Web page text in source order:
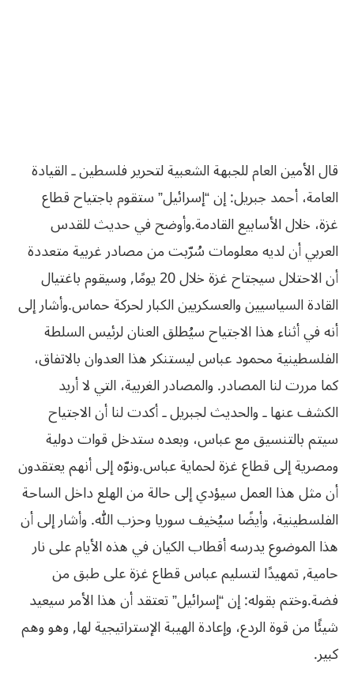
قال الأمين العام للجبهة الشعبية لتحرير فلسطين ـ القيادة
العامة، أحمد جبريل: إن “إسرائيل” ستقوم باجتياح قطاع
غزة، خلال الأسابيع القادمة.وأوضح في حديث للقدس
العربي أن لديه معلومات سُرّبت من مصادر غربية متعددة
أن الاحتلال سيجتاح غزة خلال 20 يومًا, وسيقوم باغتيال
القادة السياسيين والعسكريين الكبار لحركة حماس.وأشار إلى
أنه في أثناء هذا الاجتياح سيُطلق العنان لرئيس السلطة
الفلسطينية محمود عباس ليستنكر هذا العدوان بالاتفاق،
كما مررت لنا المصادر.والمصادر الغربية، التي لا أريد
الكشف عنها ـ والحديث لجبريل ـ أكدت لنا أن الاجتياح
سيتم بالتنسيق مع عباس، وبعده ستدخل قوات دولية
ومصرية إلى قطاع غزة لحماية عباس.ونوّه إلى أنهم يعتقدون
أن مثل هذا العمل سيؤدي إلى حالة من الهلع داخل الساحة
الفلسطينية، وأيضًا سيُخيف سوريا وحزب الله.وأشار إلى أن
هذا الموضوع يدرسه أقطاب الكيان في هذه الأيام على نار
حامية, تمهيدًا لتسليم عباس قطاع غزة على طبق من
فضة.وختم بقوله: إن “إسرائيل” تعتقد أن هذا الأمر سيعيد
شيئًا من قوة الردع، وإعادة الهيبة الإستراتيجية لها, وهو وهم
كبير.